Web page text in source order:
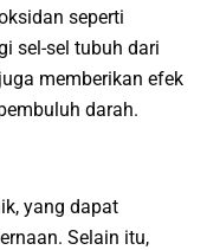
seperti
sel-sel tubuh dari
memberikan efek
darah.
yang dapat
Selain itu,